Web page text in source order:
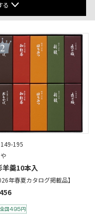
る
195
羊羹10本入
年春夏カタログ掲載品】